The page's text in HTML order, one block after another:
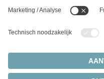
Toponderwerpen:
Productenoverzicht
Servoreductiekasten
Servomotoren